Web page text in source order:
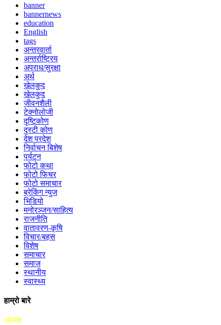
banner
bannernews
education
English
tags
अन्तरवार्ता
अन्तर्राष्ट्रिय
अपराध/सुरक्षा
अर्थ
खेलकुद
खेलकुद
जीवनशैली
टेक्नोलोजी
दृष्टिकोण
दृस्टी कोण
देश परदेश
निर्वाचन बिशेष
पर्यटन
फोटो कथा
फोटो फिचर
फोटो समाचार
ब्रेकिंग न्युज
भिडियो
मनोरञ्जन/साहित्य
राजनीति
वातावरण-कृषि
विचार/बहस
विशेष
समाचार
समाज
स्थानीय
स्वास्थ्य
हाम्रो बारे
अध्यक्ष